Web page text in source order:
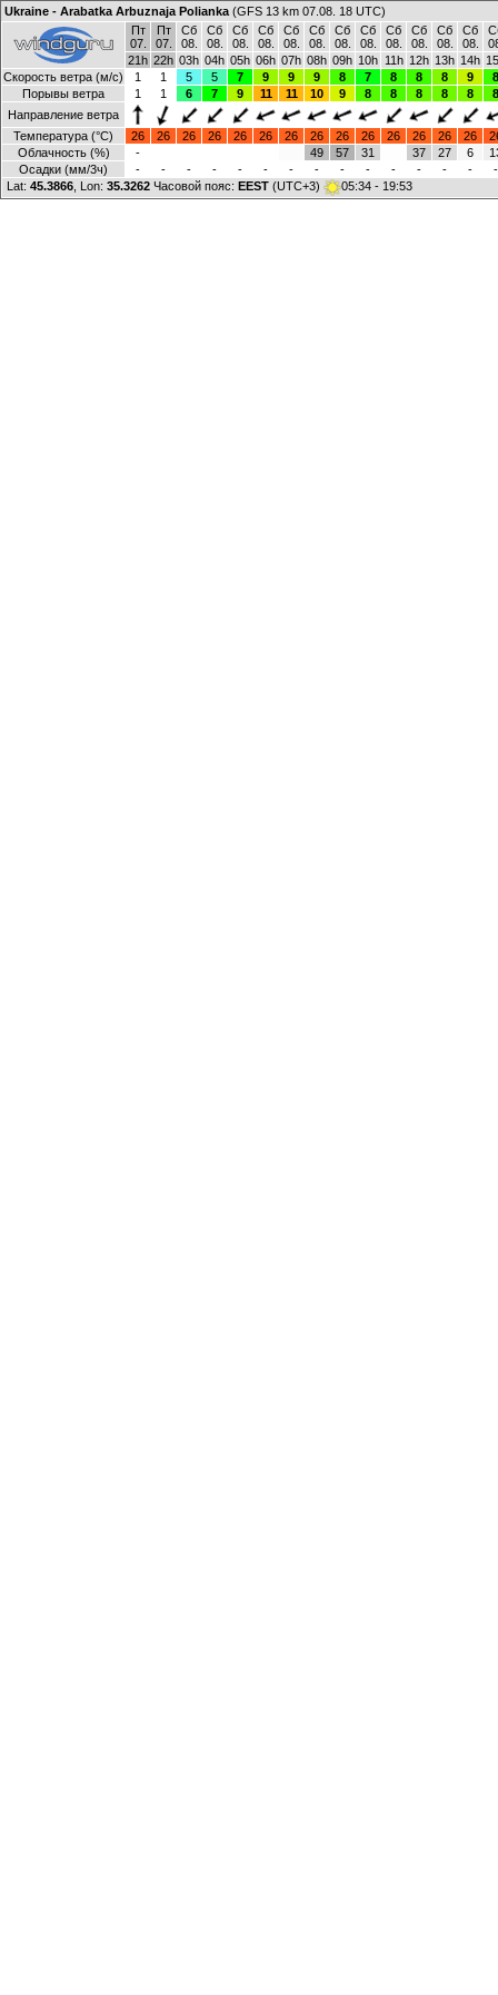
Ukraine - Arabatka Arbuznaja Polianka (GFS 13 km 07.08. 18 UTC)
Пт
07.
Пт
07.
Сб
08.
Сб
08.
Сб
08.
Сб
08.
Сб
08.
Сб
08.
Сб
08.
Сб
08.
Сб
08.
Сб
08.
Сб
08.
Сб
08.
21h 22h 03h 04h 05h 06h 07h 08h 09h 10h 11h 12h 13h 14h
Скорость ветра (м/с)
1 1 5 5 7 9 9 9 8 7 8 8 8 9
8
Порывы ветра
1 1 6 7 9 11 11 10 9 8 8 8 8 8
8
Направление ветра
Температура (°C)
26 26 26 26 26 26 26 26 26 26 26 26 26 26
Облачность (%)
- 49 57 31 37 27 6
Осадки (мм/3ч)
- - - - - - - - - - - - - -
-
Lat: 45.3866, Lon: 35.3262 Часовой пояс: EEST (UTC+3) 05:34 - 19:53